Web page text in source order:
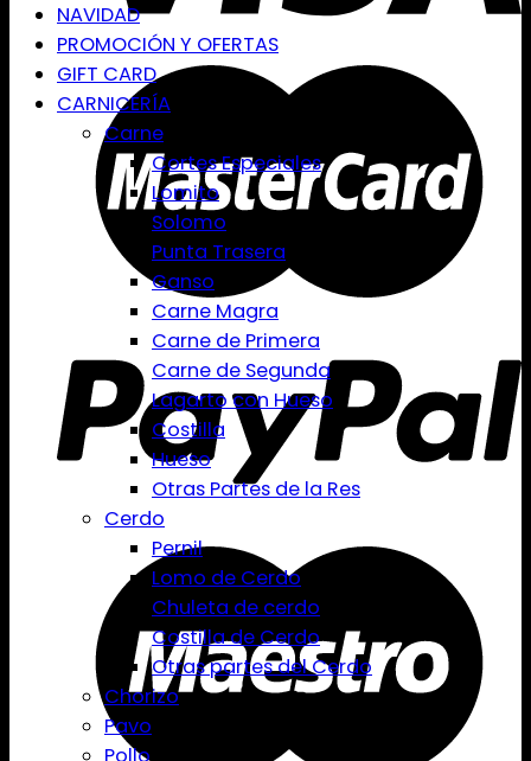
NAVIDAD
PROMOCIÓN Y OFERTAS
GIFT CARD
CARNICERÍA
Carne
Cortes Especiales
Lomito
Solomo
Punta Trasera
Ganso
Carne Magra
Carne de Primera
Carne de Segunda
Lagarto con Hueso
Costilla
Hueso
Otras Partes de la Res
Cerdo
Pernil
Lomo de Cerdo
Chuleta de cerdo
Costilla de Cerdo
Otras partes del Cerdo
Chorizo
Pavo